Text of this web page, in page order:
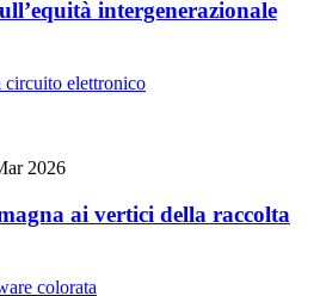
intergenerazionale
2026
ai vertici della raccolta